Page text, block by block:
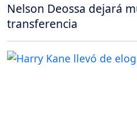
Nelson Deossa dejará
transferencia